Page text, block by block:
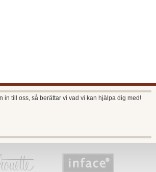
in till oss, så berättar vi vad vi kan hjälpa dig med!